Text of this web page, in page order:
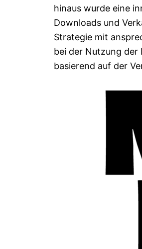
hinaus wurde eine
Downloads und
Strategie mit
bei der Nutzung der
basierend auf der